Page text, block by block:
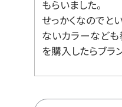
もらいました。
せっかくなのでと
ないカラーなども
を購入したらブラ